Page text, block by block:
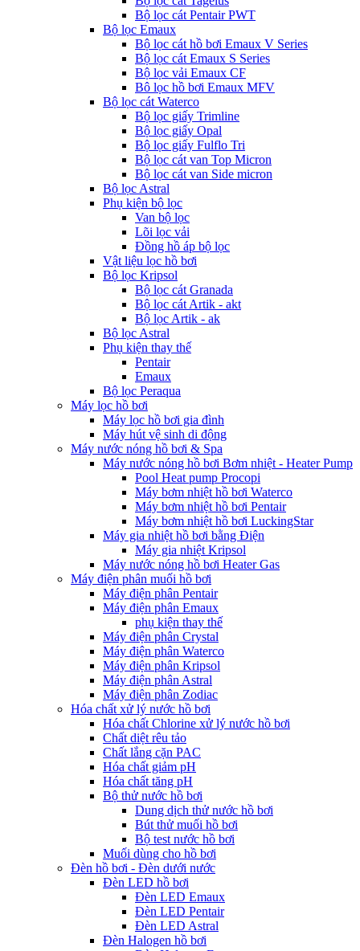
Bộ lọc cát Pentair PWT
Bộ lọc Emaux
Bộ lọc cát hồ bơi Emaux V Series
Bộ lọc cát Emaux S Series
Bộ lọc vải Emaux CF
Bô lọc hồ bơi Emaux MFV
Bộ lọc cát Waterco
Bộ lọc giấy Trimline
Bộ lọc giấy Opal
Bộ lọc giấy Fulflo Tri
Bộ lọc cát van Top Micron
Bộ lọc cát van Side micron
Bộ lọc Astral
Phụ kiện bộ lọc
Van bộ lọc
Lõi lọc vải
Đồng hồ áp bộ lọc
Vật liệu lọc hồ bơi
Bộ lọc Kripsol
Bộ lọc cát Granada
Bộ lọc cát Artik - akt
Bộ lọc Artik - ak
Bộ lọc Astral
Phụ kiện thay thế
Pentair
Emaux
Bộ lọc Peraqua
Máy lọc hồ bơi
Máy lọc hồ bơi gia đình
Máy hút vệ sinh di động
Máy nước nóng hồ bơi & Spa
Máy nước nóng hồ bơi Bơm nhiệt - Heater Pump
Pool Heat pump Procopi
Máy bơm nhiệt hồ bơi Waterco
Máy bơm nhiệt hồ bơi Pentair
Máy bơm nhiệt hồ bơi LuckingStar
Máy gia nhiệt hồ bơi bằng Điện
Máy gia nhiệt Kripsol
Máy nước nóng hồ bơi Heater Gas
Máy điện phân muối hồ bơi
Máy điện phân Pentair
Máy điện phân Emaux
phụ kiện thay thế
Máy điện phân Crystal
Máy điện phân Waterco
Máy điện phân Kripsol
Máy điện phân Astral
Máy điện phân Zodiac
Hóa chất xử lý nước hồ bơi
Hóa chất Chlorine xử lý nước hồ bơi
Chất diệt rêu tảo
Chất lắng cặn PAC
Hóa chất giảm pH
Hóa chất tăng pH
Bộ thử nước hồ bơi
Dung dịch thử nước hồ bơi
Bút thử muối hồ bơi
Bộ test nước hồ bơi
Muối dùng cho hồ bơi
Đèn hồ bơi - Đèn dưới nước
Đèn LED hồ bơi
Đèn LED Emaux
Đèn LED Pentair
Đèn LED Astral
Đèn Halogen hồ bơi